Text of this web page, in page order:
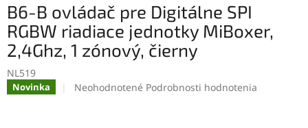
B6-B ovládač pre Digitálne SPI
RGBW riadiace jednotky MiBoxer,
2,4Ghz, 1 zónový, čierny
NL519
Novinka
Priemerné
Neohodnotené Podrobnosti hodnotenia